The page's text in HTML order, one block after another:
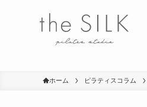
ホーム ピラティスコラム